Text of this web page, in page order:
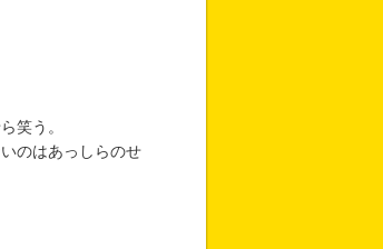
笑う。
のはあっしらのせ